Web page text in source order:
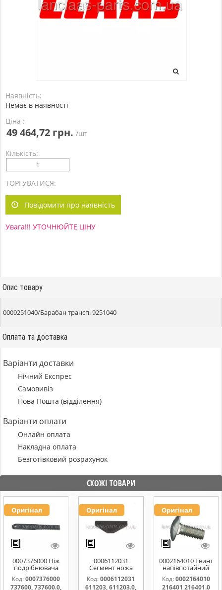
Наявність:
Немає в наявності
Ціна :
49 464,72 грн. /шт
Кількість:
ТОРГУВАТИСЯ:
Повідомити про наявність
Увага!!! УТОЧНЮЙТЕ ЦІНУ
Опис товару
0009251040/Барабан трансп. 9251040
Оплата та доставка
Варіанти доставки
Нічний Експрес
Самовивіз
Нова Пошта (відділення)
Варіанти оплати
Онлайн оплата
Накладна оплата
Безготівковий розрахунок
СХОЖІ ТОВАРИ
Оригінал
0007376000 Ніж
подрібнювача
соломи,рухомий
737600, 737600.0,
Код:0007376000
737600, 737600.0,
Оригінал
0006112031
Сегмент ножа
жатки 611203,
611203.0,
Код: 0006112031
611203, 611203.0,
Оригінал
0002164010 Гвинт
напівпотайний
М10х25х20
216401 216401.0
Код:0002164010
216401 216401.0